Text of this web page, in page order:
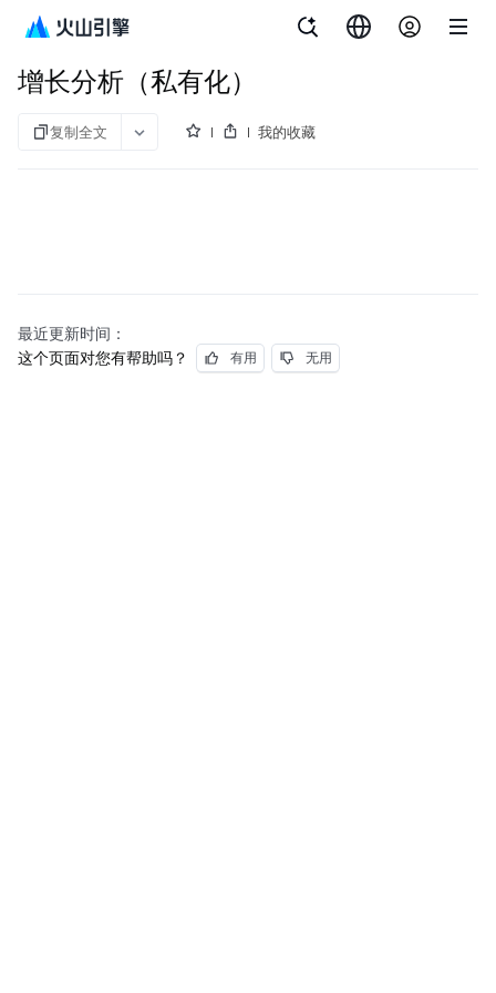
增长分析（私有化）
增长分析（私有化）
复制全文 我的收藏
最近更新时间：
这个页面对您有帮助吗？
有用 无用